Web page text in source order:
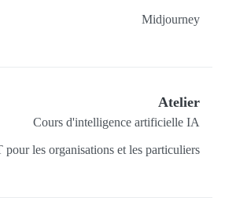
Midjourney
Atelier
Cours d'intelligence artificielle IA
les organisations et les particuliers